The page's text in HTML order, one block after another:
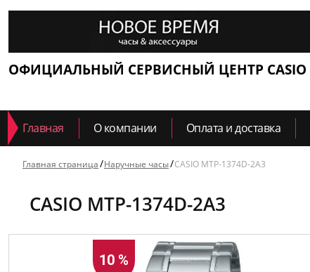
ОФИЦИАЛЬНЫЙ СЕРВИСНЫЙ ЦЕНТР CASIO
Главная О компании Оплата и доставка
Главная страница Наручные часы CASIO MTP-1374D-2A3
CASIO MTP-1374D-2A3
10 %